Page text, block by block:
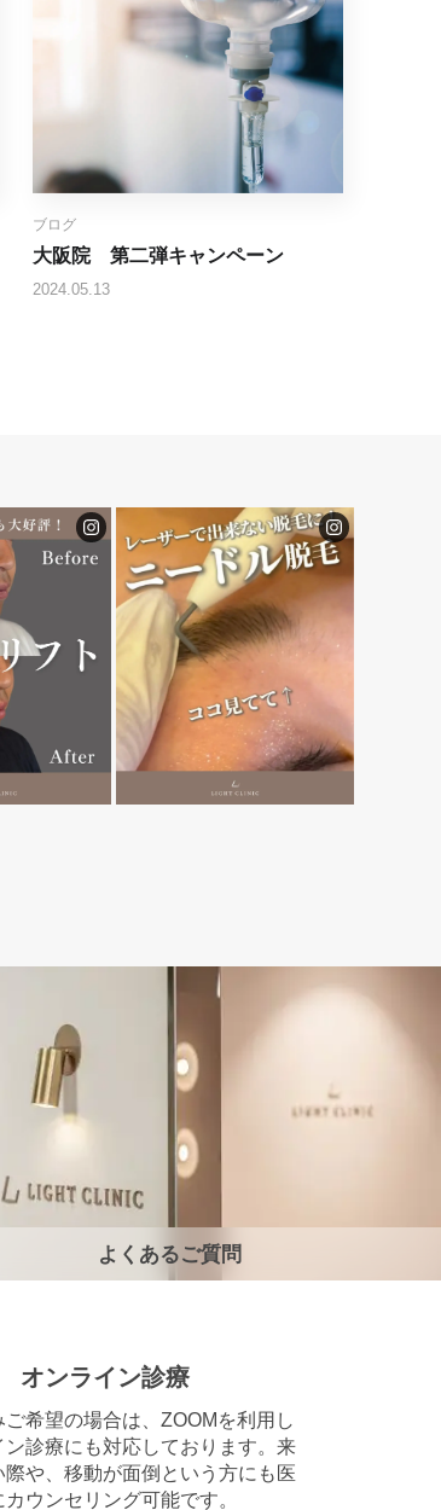
ブログ
大阪院 第二弾キャンペーン
2024.05.13
よくあるご質問
オンライン診療
ご希望の場合は、ZOOMを利用し
ン診療にも対応しております。来
際や、移動が面倒という方にも医
ウンセリング可能です。